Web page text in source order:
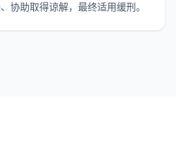
协助取得谅解，最终适用缓刑。